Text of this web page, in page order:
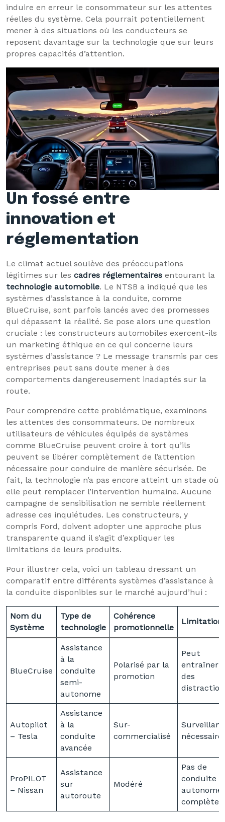
induire en erreur le consommateur sur les attentes
réelles du système. Cela pourrait potentiellement
mener à des situations où les conducteurs se
reposent davantage sur la technologie que sur leurs
propres capacités d’attention.
Un fossé entre
innovation et
réglementation
Le climat actuel soulève des préoccupations
légitimes sur les cadres réglementaires entourant la
technologie automobile. Le NTSB a indiqué que les
systèmes d’assistance à la conduite, comme
BlueCruise, sont parfois lancés avec des promesses
qui dépassent la réalité. Se pose alors une question
cruciale : les constructeurs automobiles exercent-ils
un marketing éthique en ce qui concerne leurs
systèmes d’assistance ? Le message transmis par ces
entreprises peut sans doute mener à des
comportements dangereusement inadaptés sur la
route.
Pour comprendre cette problématique, examinons
les attentes des consommateurs. De nombreux
utilisateurs de véhicules équipés de systèmes
comme BlueCruise peuvent croire à tort qu’ils
peuvent se libérer complètement de l’attention
nécessaire pour conduire de manière sécurisée. De
fait, la technologie n’a pas encore atteint un stade où
elle peut remplacer l’intervention humaine. Aucune
campagne de sensibilisation ne semble réellement
adresse ces inquiétudes. Les constructeurs, y
compris Ford, doivent adopter une approche plus
transparente quand il s’agit d’expliquer les
limitations de leurs produits.
Pour illustrer cela, voici un tableau dressant un
comparatif entre différents systèmes d’assistance à
la conduite disponibles sur le marché aujourd’hui :
Nom du
Système
Type de
technologie
Cohérence
promotionnelle
BlueCruise
Assistance
à la
conduite
semi-
autonome
Polarisé par la
promotion
Peut
entraîner
des
Autopilot
– Tesla
Assistance
à la
conduite
avancée
Sur-
commercialisé
nécessaire
ProPILOT
– Nissan
Assistance
sur
autoroute
Modéré
Pas de
conduite
autonome
complète